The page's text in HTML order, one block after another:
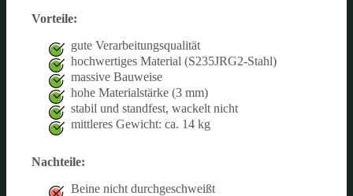
Vorteile:
gute Verarbeitungsqualität
hochwertiges Material (S235JRG2-Stahl)
massive Bauweise
hohe Materialstärke (3 mm)
stabil und standfest, wackelt nicht
mittleres Gewicht: ca. 14 kg
Nachteile:
Beine nicht durchgeschweißt